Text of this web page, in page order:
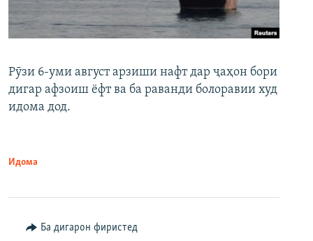
Рӯзи 6-уми август арзиши нафт дар ҷаҳон бори
дигар афзоиш ёфт ва ба раванди болоравии худ
идома дод.
Идома
Ба дигарон фиристед